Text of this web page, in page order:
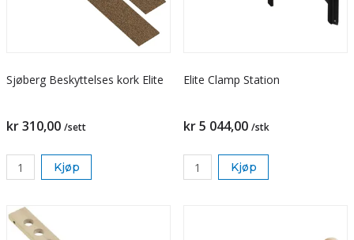
Sjøberg Beskyttelses kork Elite
kr 310,00 /sett
Kjøp
Elite Clamp Station
kr 5 044,00 /stk
Kjøp